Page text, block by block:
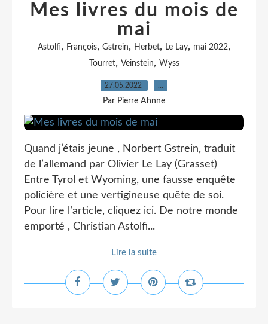
Mes livres du mois de
mai
Astolfi, François, Gstrein, Herbet, Le Lay, mai 2022,
Tourret, Veinstein, Wyss
27.05.2022 …
Par Pierre Ahnne
Quand j’étais jeune , Norbert Gstrein, traduit
de l’allemand par Olivier Le Lay (Grasset)
Entre Tyrol et Wyoming, une fausse enquête
policière et une vertigineuse quête de soi.
Pour lire l’article, cliquez ici. De notre monde
emporté , Christian Astolfi...
Lire la suite